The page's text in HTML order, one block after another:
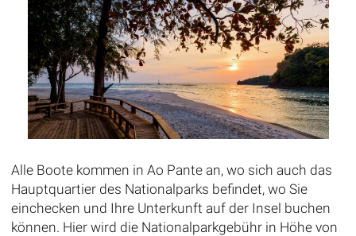
Alle Boote kommen in Ao Pante an, wo sich auch das
Hauptquartier des Nationalparks befindet, wo Sie
einchecken und Ihre Unterkunft auf der Insel buchen
können. Hier wird die Nationalparkgebühr in Höhe von